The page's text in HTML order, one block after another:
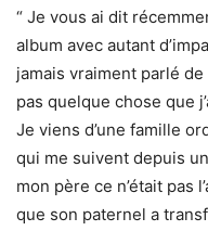
“ Je vous ai dit
album avec autant
jamais vraiment parlé de
pas quelque chose que
Je viens d’une famille
qui me suivent depuis
mon père ce n’était pas
que son paternel a